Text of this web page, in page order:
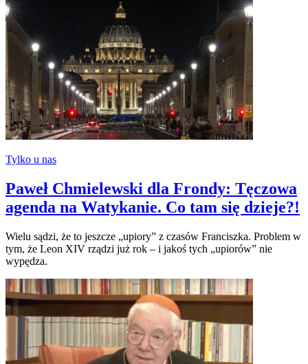
Tylko u nas
Paweł Chmielewski dla Frondy: Tęczowa
agenda na Watykanie. Co tam się dzieje?!
Wielu sądzi, że to jeszcze „upiory” z czasów Franciszka. Problem w
tym, że Leon XIV rządzi już rok – i jakoś tych „upiorów” nie
wypędza.